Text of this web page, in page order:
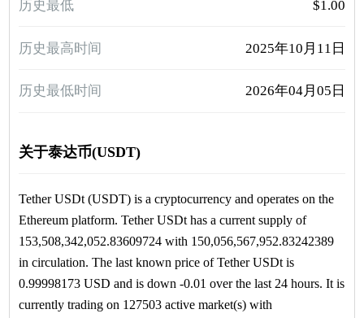
历史最低 $1.00
历史最高时间 2025年10月11日
历史最低时间 2026年04月05日
关于泰达币(USDT)
Tether USDt (USDT) is a cryptocurrency and operates on the
Ethereum platform. Tether USDt has a current supply of
153,508,342,052.83609724 with 150,056,567,952.83242389
in circulation. The last known price of Tether USDt is
0.99998173 USD and is down -0.01 over the last 24 hours. It is
currently trading on 127503 active market(s) with